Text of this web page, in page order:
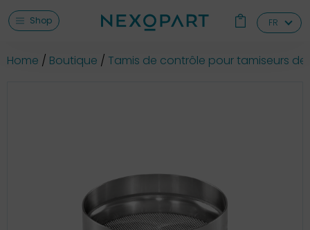
Shop FR
Home Boutique Tamis de contrôle pour tamiseurs